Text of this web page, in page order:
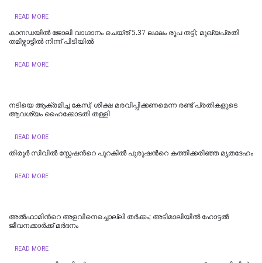
READ MORE
കാനഡയിൽ ജോലി വാഗ്ദാനം ചെയ്ത് 5.37 ലക്ഷം രൂപ തട്ടി; മുഖ്യപ്രതി
തമിഴ്നാട്ടിൽ നിന്ന് പിടിയിൽ
READ MORE
നടിയെ ആക്രമിച്ച കേസ്; ശിക്ഷ മരവിപ്പിക്കണമെന്ന രണ്ട് പ്രതികളുടെ
ആവശ്യം ഹൈക്കോടതി തള്ളി
READ MORE
തിരൂർ സിവിൽ സ്റ്റേഷന്‍റെ പുറകിൽ പുരുഷന്‍റെ കത്തിക്കരിഞ്ഞ മൃതദേഹം
READ MORE
അൽഫാമിന്‍റെ അളവിനെച്ചൊല്ലി തർക്കം; അടിമാലിയിൽ ഹോട്ടല്‍
ജീവനക്കാര്‍ക്ക് മര്‍ദനം
READ MORE